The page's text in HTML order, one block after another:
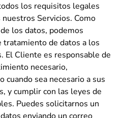
los requisitos legales
Servicios. Como
los datos, podemos
tratamiento de datos a los
El Cliente es responsable de
necesario,
cuando sea necesario a sus
y cumplir con las leyes de
Puedes solicitarnos un